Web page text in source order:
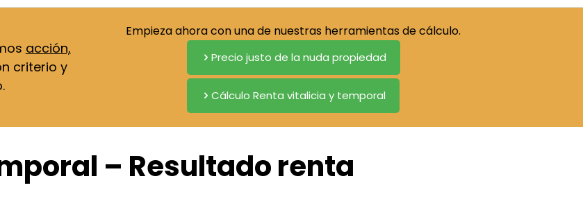
acción,
criterio y
Empieza ahora con una de nuestras herramientas de cálculo.
Precio justo de la nuda propiedad
Cálculo Renta vitalicia y temporal
– Resultado renta